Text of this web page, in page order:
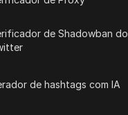
de Shadowban do
de hashtags com IA